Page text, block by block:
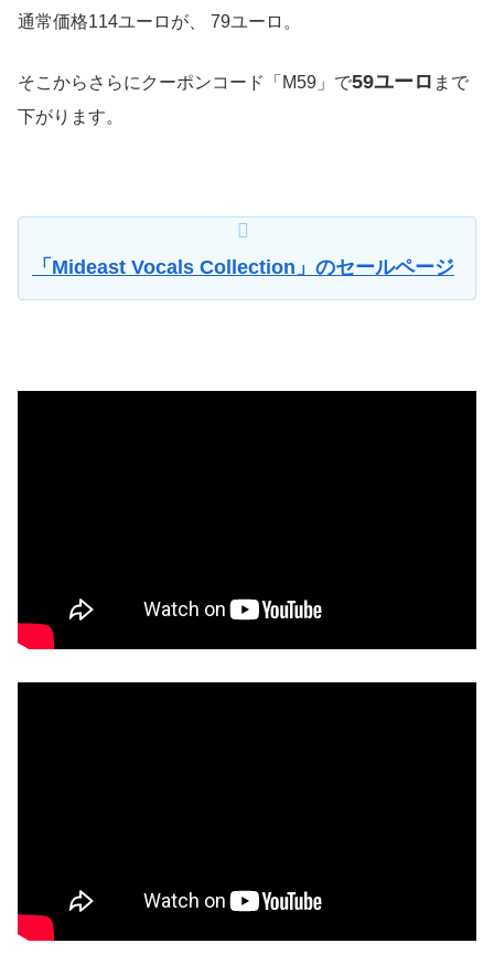
通常価格114ユーロが、 79ユーロ。
そこからさらにクーポンコード「M59」で59ユーロ まで
下がります。
「Mideast Vocals Collection」のセールページ